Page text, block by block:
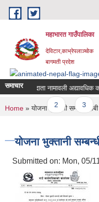
Skip to main content
महाभारत गाउँपालिका
देविटार,काभ्रेपलाञ्चोक
बागमती प्रदेश
समाचार मतदाता नामावली अद्यावधिक
Pages
1
You are here
Home » योजना भुक्तानी सम्बन्धी
योजना भुक्तानी
Submitted on: Mon, 05/